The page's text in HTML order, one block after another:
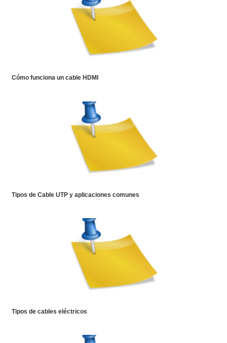
Cómo funciona un cable HDMI
Tipos de Cable UTP y aplicaciones comunes
Tipos de cables eléctricos